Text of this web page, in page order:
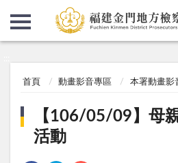
首頁 動畫影音專區 本署動畫影
【106/05/09】母
活動